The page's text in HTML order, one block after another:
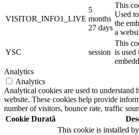
VISITOR_INFO1_LIVE
5
months
27 days
This
Used
the
a
YSC session
This
is used
Analytics
Analytics
Analytical cookies are used to
website. These cookies help provide
number of visitors, bounce rate, traffic
Cookie Durată
This cookie is installed